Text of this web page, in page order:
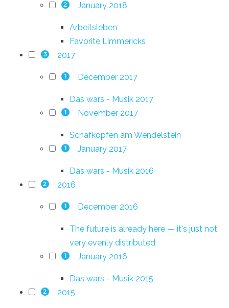
2 January 2018
Arbeitsleben
Favorite Limmericks
3 2017
1 December 2017
Das wars - Musik 2017
1 November 2017
Schafkopfen am Wendelstein
1 January 2017
Das wars - Musik 2016
2 2016
1 December 2016
The future is already here — it's just not
very evenly distributed
1 January 2016
Das wars - Musik 2015
2 2015